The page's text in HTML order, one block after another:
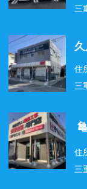
三
住
三
住
三